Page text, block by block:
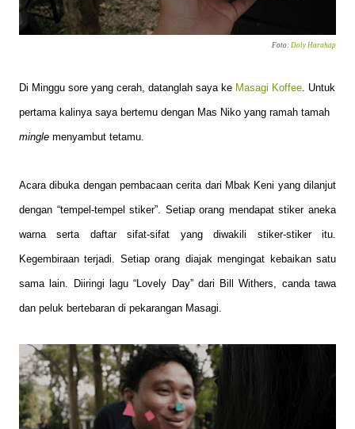
Foto: Doly Harahap
Di Minggu sore yang cerah, datanglah saya ke Masagi Koffee. Untuk
pertama kalinya saya bertemu dengan Mas Niko yang ramah tamah
mingle menyambut tetamu.
Acara dibuka dengan pembacaan cerita dari Mbak Keni yang dilanjut
dengan “tempel-tempel stiker”. Setiap orang mendapat stiker aneka
warna serta daftar sifat-sifat yang diwakili stiker-stiker itu.
Kegembiraan terjadi. Setiap orang diajak mengingat kebaikan satu
sama lain. Diiringi lagu “Lovely Day” dari Bill Withers, canda tawa
dan peluk bertebaran di pekarangan Masagi.